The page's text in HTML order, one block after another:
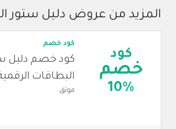
المزيد من عروض دليل ستور
كود
خصم
10%
كود خصم
البطاقات
موثق